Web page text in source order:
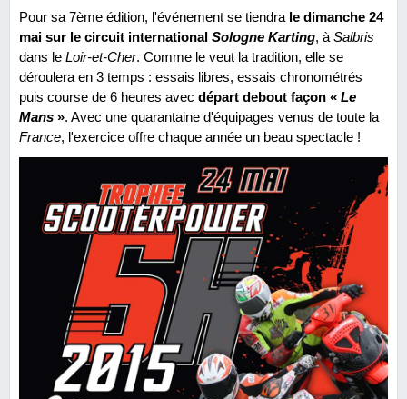
Pour sa 7ème édition, l'événement se tiendra le dimanche 24
mai sur le circuit international Sologne Karting, à Salbris
dans le Loir-et-Cher. Comme le veut la tradition, elle se
déroulera en 3 temps : essais libres, essais chronométrés
puis course de 6 heures avec départ debout façon « Le
Mans ». Avec une quarantaine d'équipages venus de toute la
France, l'exercice offre chaque année un beau spectacle !